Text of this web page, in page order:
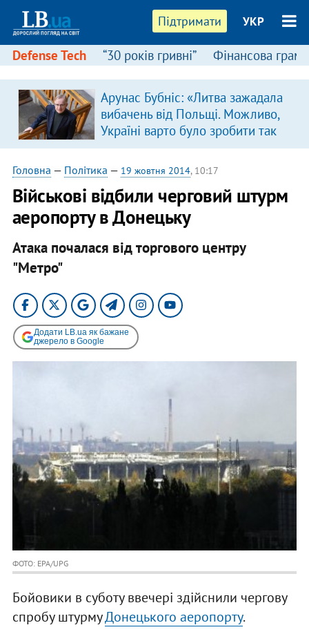
Підтримати УКР
Defense Tech “30 років гривні” Фінансова
Арунас Бубніс: «Литва зажадала
вибачень від Польщі. Можливо,
Україні варто було зробити так
само»
Головна — Політика — 19 жовтня 2014, 10:17
Військові відбили черговий штурм
аеропорту в Донецьку
Атака почалася від торгового центру
"Метро"
Додати LB.ua як бажане
джерело в Google
ФОТО: EPA/UPG
Бойовики в суботу ввечері здійснили чергову
спробу штурмуДонецького аеропорту.